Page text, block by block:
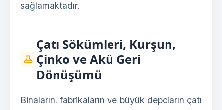
sağlamaktadır.
Çatı Sökümleri, Kurşun,
Çinko ve Akü Geri
Dönüşümü
Binaların, fabrikaların ve büyük depoların çatı